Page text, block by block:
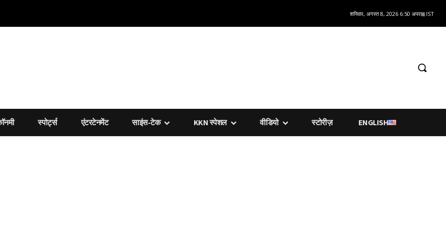
शनिवार, अगस्त 8, 2026 6:50 अपराह्न IST
स्पोर्ट्स एंटरटेनमेंट साइंस-टेक KKN स्पेशल वीडियो स्टोरीज़ ENGLISH